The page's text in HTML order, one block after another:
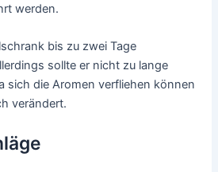
werden.
bis zu zwei Tage
sollte er nicht zu lange
sich die Aromen verfliehen können
verändert.